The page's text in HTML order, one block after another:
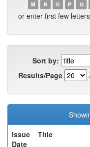
M
N O P Q
or enter first few
Sort by:
Results/Page
Issue
Date
Title